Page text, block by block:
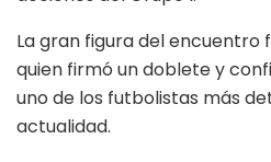
La gran figura del encuentro
quien firmó un doblete y
uno de los futbolistas más
actualidad.